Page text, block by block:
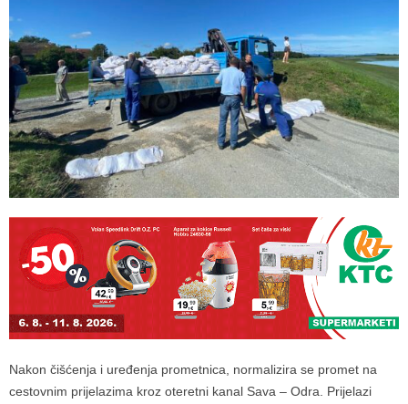
Nakon čišćenja i uređenja prometnica, normalizira se promet na
cestovnim prijelazima kroz oteretni kanal Sava – Odra. Prijelazi